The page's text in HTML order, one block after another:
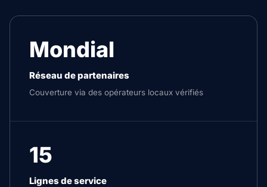
Mondial
Réseau de partenaires
Couverture via des opérateurs locaux vérifiés
15
Lignes de service